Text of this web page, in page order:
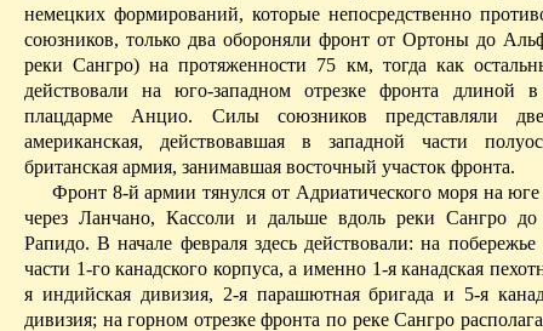
немецких формирований, которые непосредственно
союзников, только два обороняли фронт от Ортоны до
рекиСангро) на протяженности 75 км, тогда как
действовали на юго-западном отрезке фронта
плацдарме Анцио. Силы союзников представляли
американская, действовавшая в западной части
британская армия, занимавшая восточный участок фронта.
Фронт 8-й армии тянулся от Адриатического моря на
через Ланчано, Кассоли и дальше вдоль реки Сангро до
Рапидо. В начале февраля здесь действовали: на
части 1-го канадского корпуса, а именно 1-я канадская
я индий­ская дивизия, 2-я парашютная бригада и 5-я
дивизия; на горном отрезке фронта по рекеСангро